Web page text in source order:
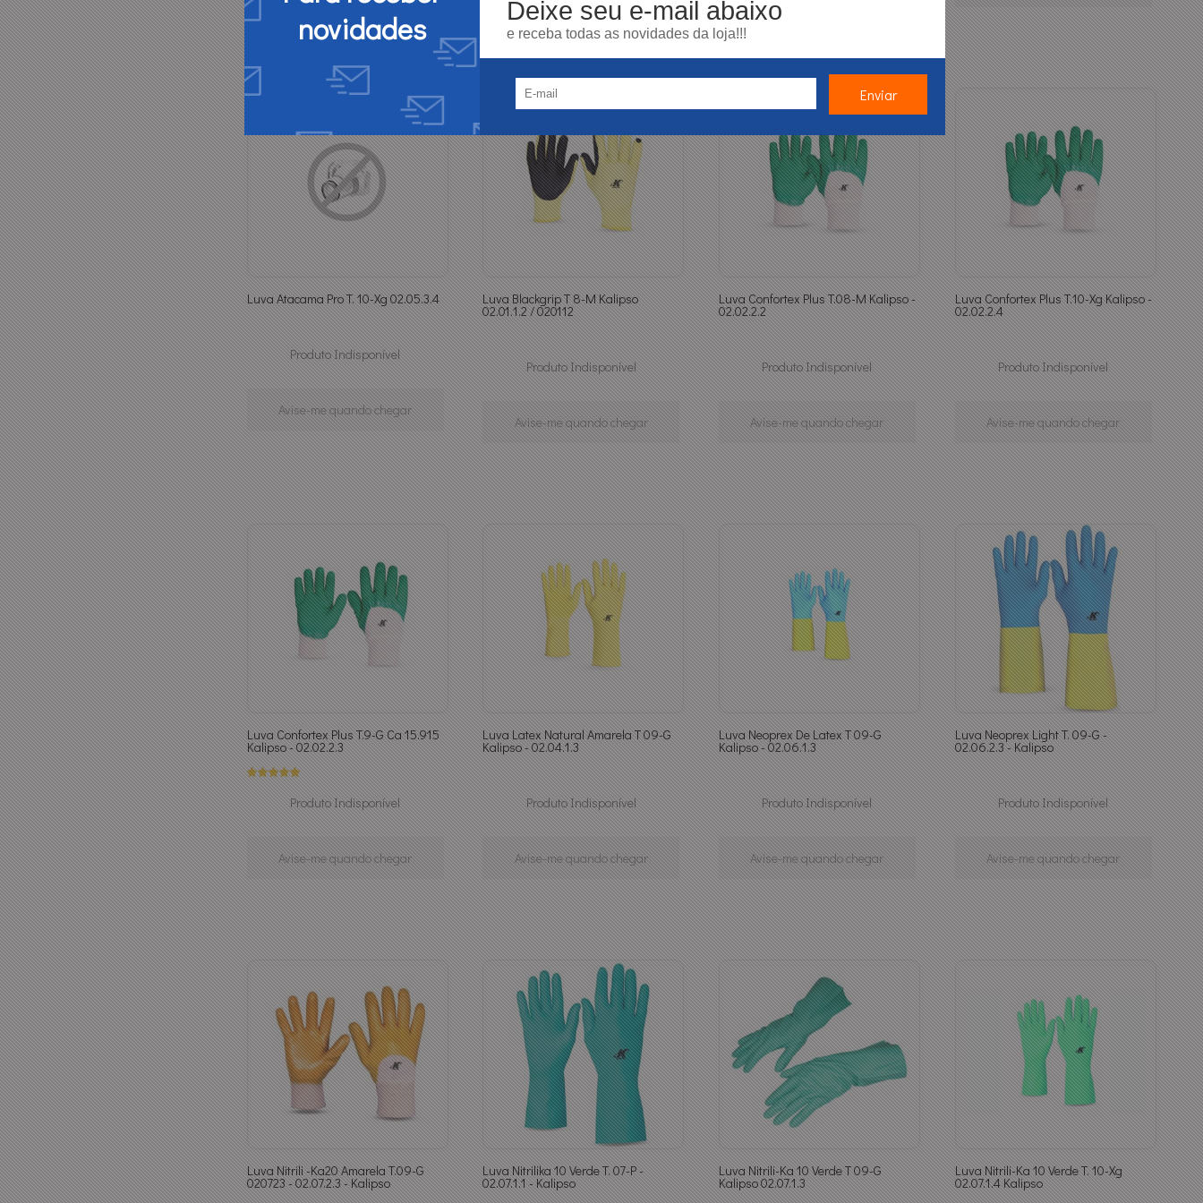
novidades
Deixe seu e-mail abaixo
e receba todas as novidades da loja!!!
Luva Atacama Pro T. 10-Xg 02.05.3.4
Produto Indisponível
Avise-me quando chegar
Luva Blackgrip T 8-M Kalipso
02.01.1.2 / 020112
Produto Indisponível
Avise-me quando chegar
Luva Confortex Plus T.08-M Kalipso -
02.02.2.2
Produto Indisponível
Avise-me quando chegar
Luva Confortex Plus T.10-Xg Kalipso -
02.02.2.4
Produto Indisponível
Avise-me quando chegar
Luva Confortex Plus T.9-G Ca 15.915
Kalipso - 02.02.2.3
Produto Indisponível
Avise-me quando chegar
Luva Latex Natural Amarela T 09-G
Kalipso - 02.04.1.3
Produto Indisponível
Avise-me quando chegar
Luva Neoprex De Latex T 09-G
Kalipso - 02.06.1.3
Produto Indisponível
Avise-me quando chegar
Luva Neoprex Light T. 09-G -
02.06.2.3 - Kalipso
Produto Indisponível
Avise-me quando chegar
Luva Nitrili -Ka20 Amarela T.09-G
020723 - 02.07.2.3 - Kalipso
Luva Nitrilika 10 Verde T. 07-P -
02.07.1.1 - Kalipso
Luva Nitrili-Ka 10 Verde T 09-G
Kalipso 02.07.1.3
Luva Nitrili-Ka 10 Verde T. 10-Xg
02.07.1.4 Kalipso